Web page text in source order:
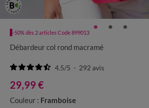
-50% dès 2 articles Code 899013
Débardeur col rond macramé
4.5/5 - 292 avis
29,99 €
Couleur : Framboise